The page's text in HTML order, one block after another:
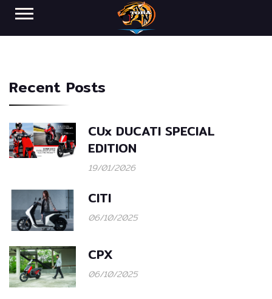
Recent Posts
CUx DUCATI SPECIAL
EDITION
19/01/2026
CITI
06/10/2025
CPX
06/10/2025